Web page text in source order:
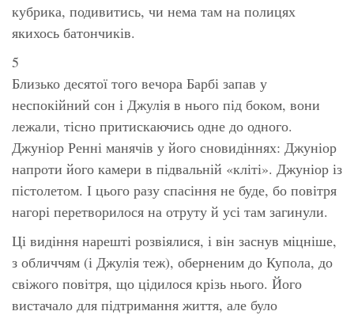
кубрика, подивитись, чи нема там на полицях
якихось батончиків.
5
Близько десятої того вечора Барбі запав у
неспокійний сон і Джулія в нього під боком, вони
лежали, тісно притискаючись одне до одного.
Джуніор Ренні манячів у його сновидіннях: Джуніор
напроти його камери в підвальній «кліті». Джуніор із
пістолетом. І цього разу спасіння не буде, бо повітря
нагорі перетворилося на отруту й усі там загинули.
Ці видіння нарешті розвіялися, і він заснув міцніше,
з обличчям (і Джулія теж), оберненим до Купола, до
свіжого повітря, що цідилося крізь нього. Його
вистачало для підтримання життя, але було